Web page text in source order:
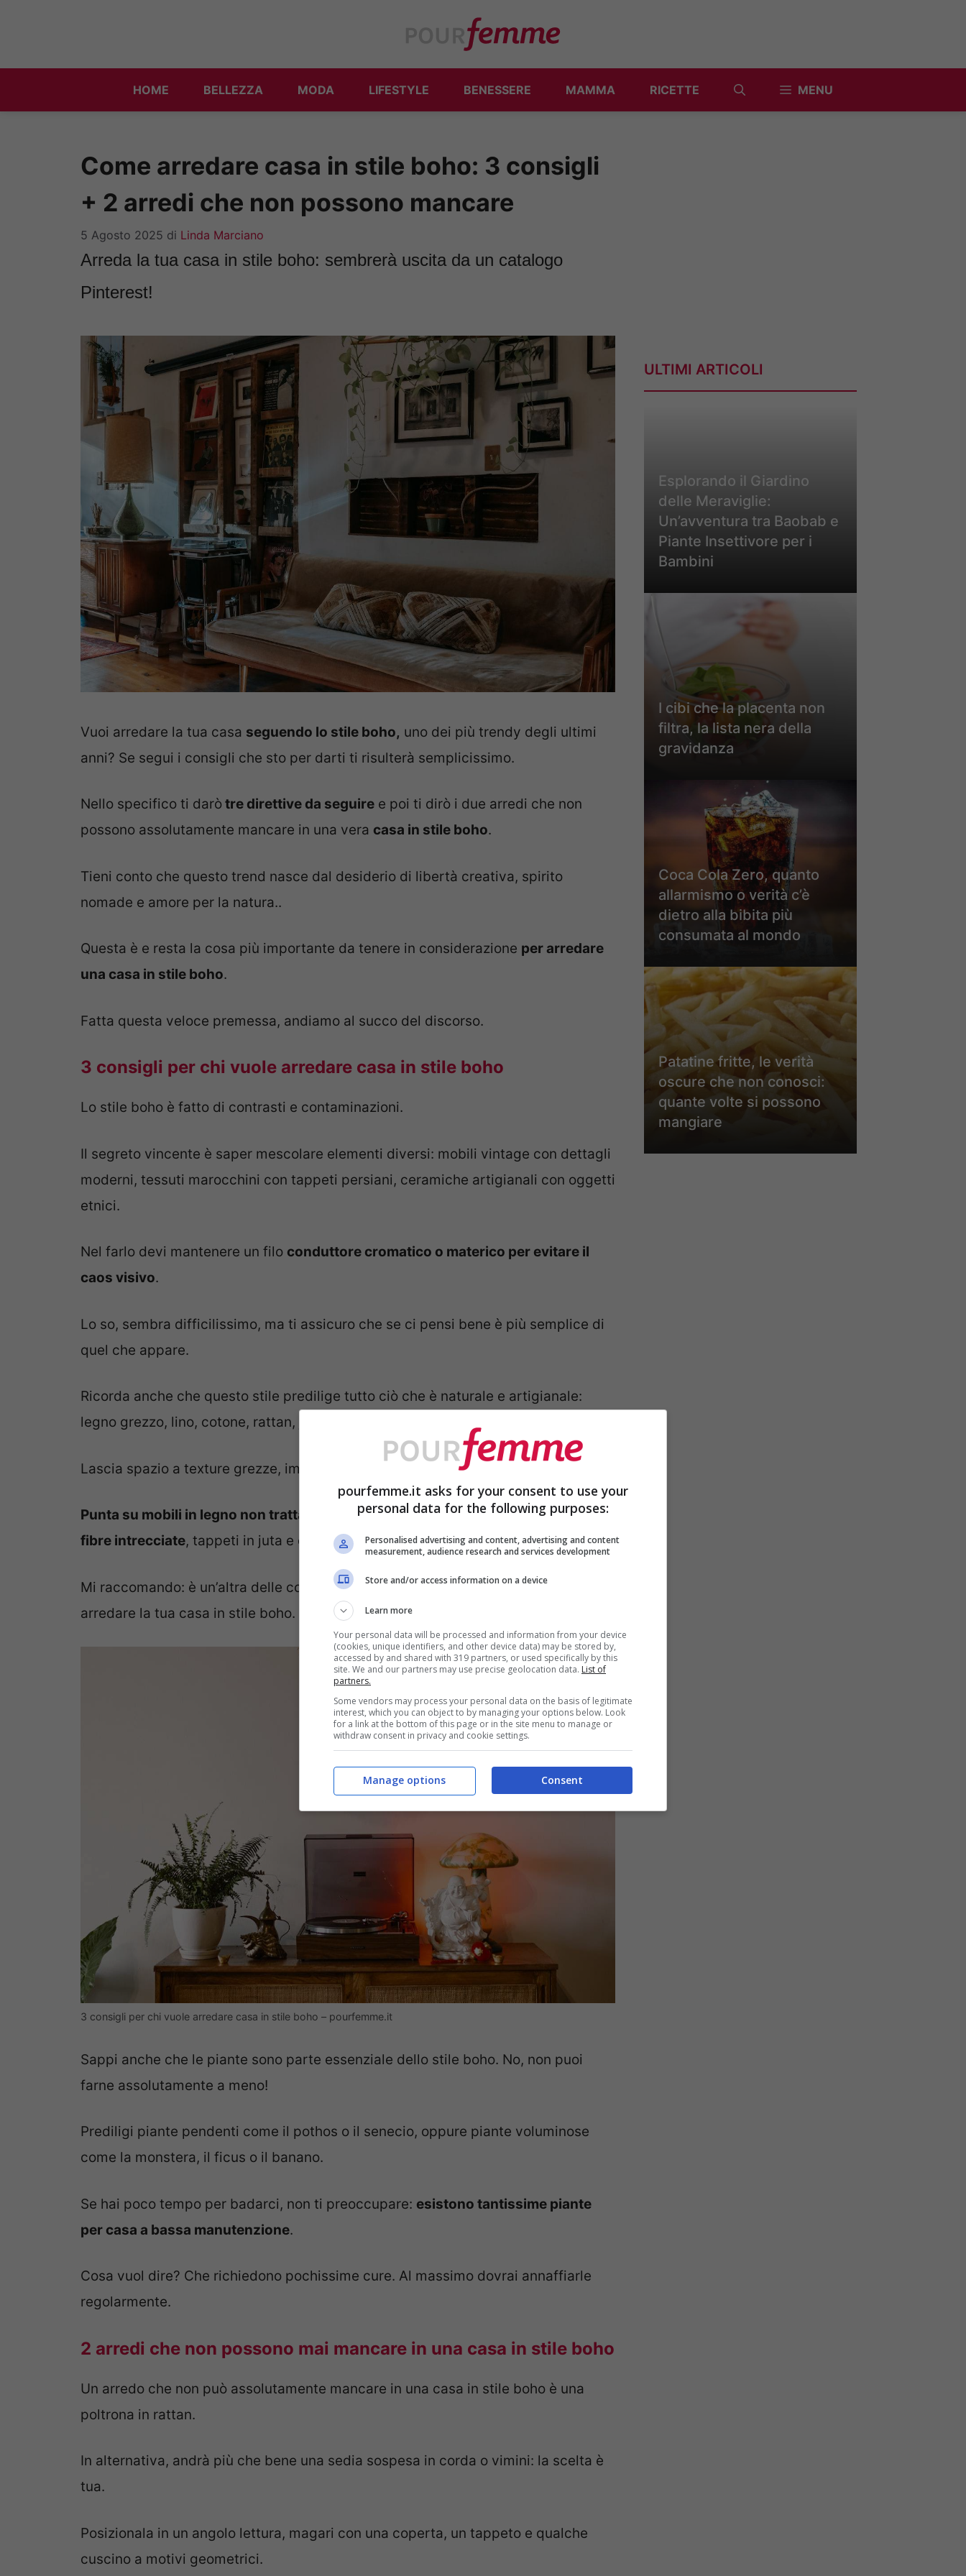
HOME BELLEZZA MODA LIFESTYLE BENESSERE MAMMA RICETTE MENU
Come arredare casa in stile boho: 3 consigli
+ 2 arredi che non possono mancare
5 Agosto 2025 di Linda Marciano
Arreda la tua casa in stile boho: sembrerà uscita da un catalogo
Pinterest!
Vuoi arredare la tua casa seguendo lo stile boho, uno dei più trendy degli ultimi
anni? Se segui i consigli che sto per darti ti risulterà semplicissimo.
Nello specifico ti daròtre direttive da seguire e poi ti dirò i due arredi che non
possono assolutamente mancare in una vera casa in stile boho.
Tieni conto che questo trend nasce dal desiderio di libertà creativa, spirito
nomade e amore per la natura..
Questa è e resta la cosa più importante da tenere in considerazione per arredare
una casa in stile boho.
Fatta questa veloce premessa, andiamo al succo del discorso.
3 consigli per chi vuole arredare casa in stile boho
Lo stile boho è fatto di contrasti e contaminazioni.
Il segreto vincente è saper mescolare elementi diversi: mobili vintage con dettagli
moderni, tessuti marocchini con tappeti persiani, ceramiche artigianali con oggetti
etnici.
Nel farlo devi mantenere un filo conduttore cromatico o materico per evitare il
caos visivo.
Lo so, sembra difficilissimo, ma ti assicuro che se ci pensi bene è più semplice di
quel che appare.
Ricorda anche che questo stile predilige tutto ciò che è naturale e artigianale:
legno grezzo, lino, cotone, rattan, juta, bambù e ceramica smaltata.
Lascia spazio a texture grezze, imperfette, vissute.
Punta su mobili in legno non trattato, cuscini in lino con ricami etnici, lampade in
fibre intrecciate, tappeti in juta e coperte con frange.
Mi raccomando: è un’altra delle cose più importanti da tenere a mente se vuoi
arredare la tua casa in stile boho.
3 consigli per chi vuole arredare casa in stile boho – pourfemme.it
Sappi anche che le piante sono parte essenziale dello stile boho. No, non puoi
farne assolutamente a meno!
Prediligi piante pendenti come il pothos o il senecio, oppure piante voluminose
come la monstera, il ficus o il banano.
Se hai poco tempo per badarci, non ti preoccupare: esistono tantissime piante
per casa a bassa manutenzione.
Cosa vuol dire? Che richiedono pochissime cure. Al massimo dovrai annaffiarle
regolarmente.
2 arredi che non possono mai mancare in una casa in stile boho
Un arredo che non può assolutamente mancare in una casa in stile boho è una
poltrona in rattan.
In alternativa, andrà più che bene una sedia sospesa in corda o vimini: la scelta è
tua.
Posizionala in un angolo lettura, magari con una coperta, un tappeto e qualche
cuscino a motivi geometrici.
ULTIMI ARTICOLI
Esplorando il Giardino
delle Meraviglie:
Un’avventura tra Baobab e
Piante Insettivore per i
Bambini
I cibi che la placenta non
filtra, la lista nera della
gravidanza
Coca Cola Zero, quanto
allarmismo o verità c’è
dietro alla bibita più
consumata al mondo
Patatine fritte, le verità
oscure che non conosci:
quante volte si possono
mangiare
pourfemme.it asks for your consent to use your
personal data for the following purposes:
Personalised advertising and content, advertising and content
measurement, audience research and services development
Store and/or access information on a device
Learn more
Your personal data will be processed and information from your device
(cookies, unique identifiers, and other device data) may be stored by,
accessed by and shared with 319 partners, or used specifically by this
site. We and our partners may use precise geolocation data. List of
partners.
Some vendors may process your personal data on the basis of legitimate
interest, which you can object to by managing your options below. Look
for a link at the bottom of this page or in the site menu to manage or
withdraw consent in privacy and cookie settings.
Consent
Manage options